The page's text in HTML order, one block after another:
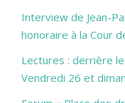
Interview de Jean-
honoraire à la Cour
Lectures : derrière
Vendredi 26 et